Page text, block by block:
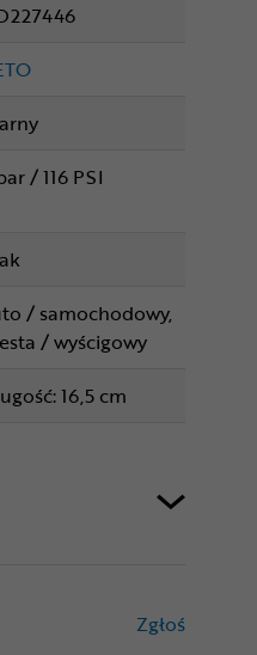
/ 116 PSI
/ samochodowy,
/ wyścigowy
16,5 cm
Zgłoś